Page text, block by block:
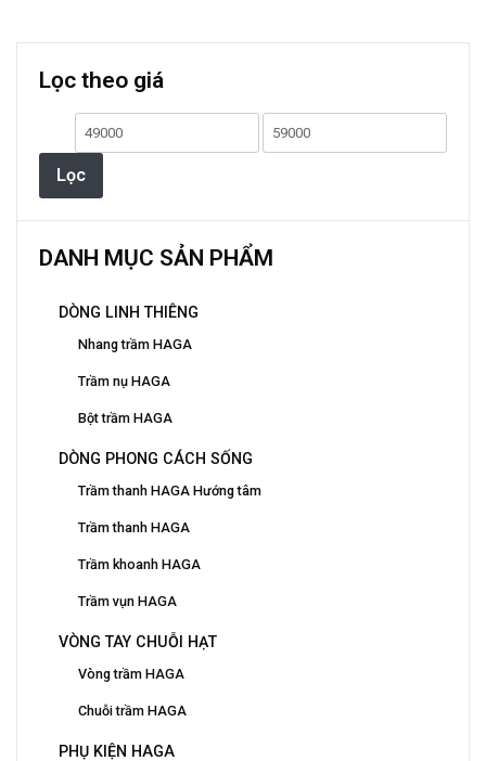
tùy
chọn
trên
Lọc theo giá
Giá
nhất
Giá
Lọc
DANH MỤC SẢN PHẨM
DÒNG LINH THIÊNG
Nhang trầm HAGA
Trầm nụ HAGA
Bột trầm HAGA
DÒNG PHONG CÁCH SỐNG
Trầm thanh HAGA Hướng tâm
Trầm thanh HAGA
Trầm khoanh HAGA
Trầm vụn HAGA
VÒNG TAY CHUỖI HẠT
Vòng trầm HAGA
Chuỗi trầm HAGA
PHỤ KIỆN HAGA